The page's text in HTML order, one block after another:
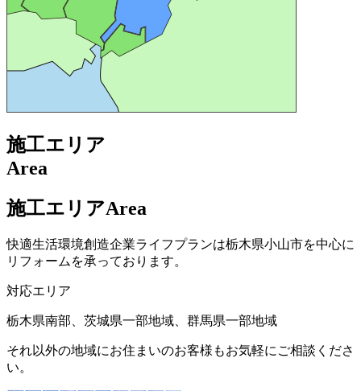
施工エリア
Area
施工エリアArea
快適生活環境創造企業ライフプランは栃木県小山市を中心に
リフォームを承っております。
対応エリア
栃木県南部、茨城県一部地域、群馬県一部地域
それ以外の地域にお住まいのお客様もお気軽にご相談くださ
い。